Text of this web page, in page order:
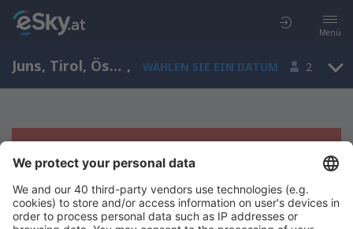
Menü
Juns, Tirol, Österreich , WÄHLEN SIE EIN DATUM 2
Es tut uns leid, wir können keine
Ergebnisse aufzeigen